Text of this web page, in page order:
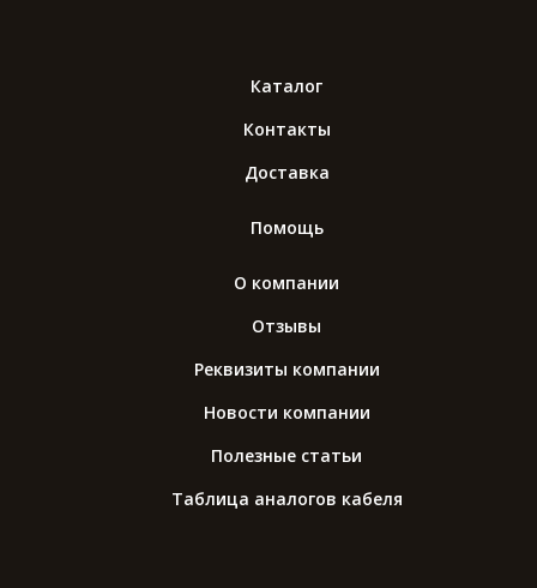
Каталог
Контакты
Доставка
Помощь
О компании
Отзывы
Реквизиты компании
Новости компании
Полезные статьи
Таблица аналогов кабеля